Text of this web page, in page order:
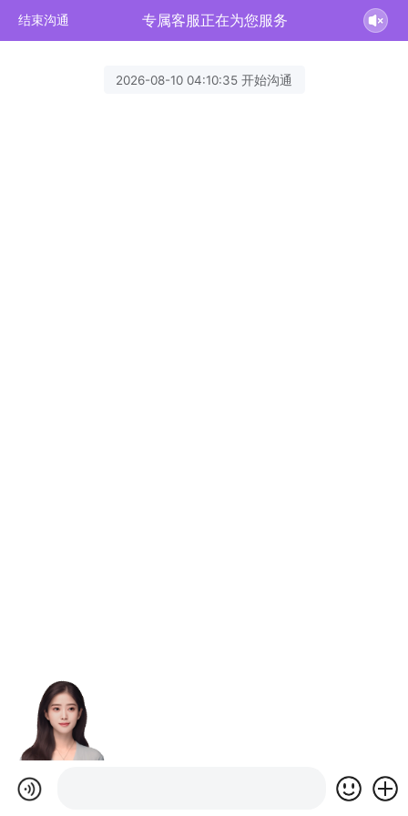
结束沟通 专属客服正在为您服务
2026-08-10 04:10:35 开始沟通